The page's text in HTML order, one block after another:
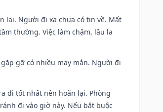
lại. Người đi xa chưa có tin về. Mất
thường. Việc làm chậm, lâu la
gỡ có nhiều may mắn. Người đi
đi tốt nhất nên hoãn lại. Phòng
đi vào giờ này. Nếu bắt buộc